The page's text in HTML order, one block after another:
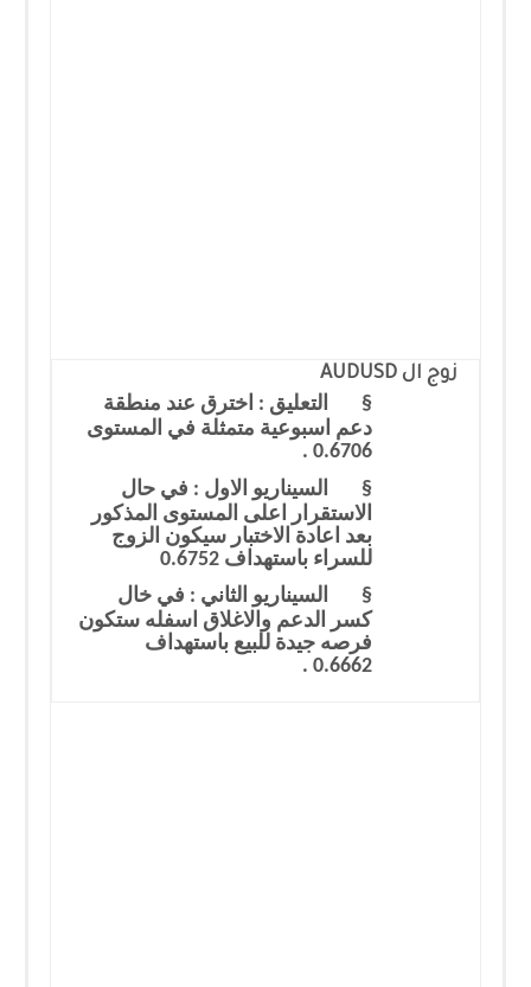
زوج ال AUDUSD
§
التعليق : اخترق عند منطقة
دعم اسبوعية متمثلة في المستوى
0.6706 .
§
السيناريو الاول : في حال
الاستقرار اعلى المستوى المذكور
بعد اعادة الاختبار سيكون الزوج
للسراء باستهداف 0.6752
§
السيناريو الثاني : في خال
كسر الدعم والاغلاق اسفله ستكون
فرصه جيدة للبيع باستهداف
0.6662
.